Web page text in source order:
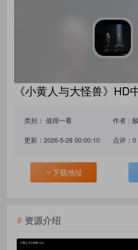
《小黄人与大怪兽》HD
类别：值得一看 作者：
更新：2026-5-28 00:00:10 点评：0
下载地址
资源介绍